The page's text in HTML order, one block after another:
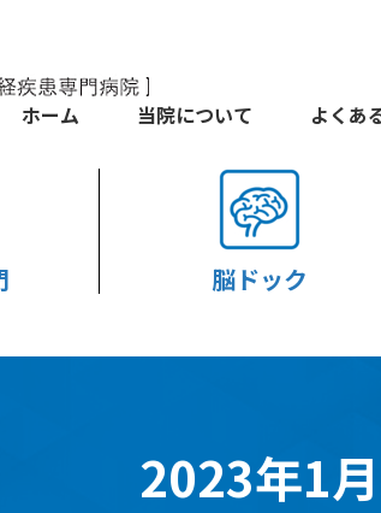
脳ドック
ホーム 当院について よくあ
2023年1月